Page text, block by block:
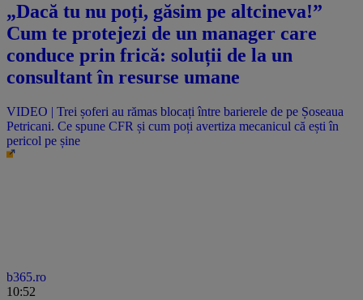
„Dacă tu nu poți, găsim pe altcineva!”
Cum te protejezi de un manager care
conduce prin frică: soluții de la un
consultant în resurse umane
VIDEO | Trei șoferi au rămas blocați între barierele de pe Șoseaua
Petricani. Ce spune CFR și cum poți avertiza mecanicul că ești în
pericol pe șine
b365.ro
10:52